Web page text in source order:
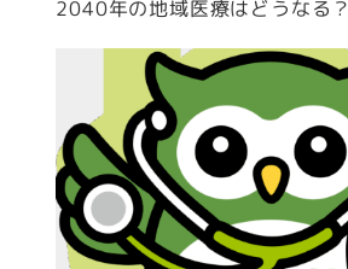
2040年の地域医療はどうなる？